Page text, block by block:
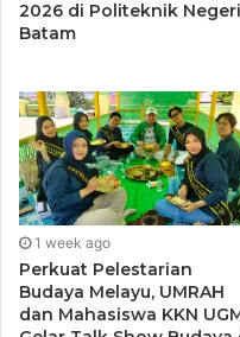
orientasi “kelas dunia”
reimajinasi
kontribusi nyata
kemajuan bangsa.
“Perguruan tinggi
mampu berinovasi
bagi masyarakat. Inilah
tantangan menuju
2026 di Politeknik Negeri
Batam
1 week ago
Perkuat Pelestarian
Budaya Melayu, UMRAH
dan Mahasiswa KKN